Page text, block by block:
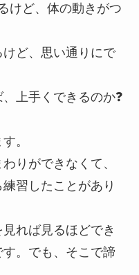
けど、体の動きがつ
ど、思い通りにで
上手くできるのか❓
。
りができなくて、
習したことがあり
れば見るほどでき
。でも、そこで諦